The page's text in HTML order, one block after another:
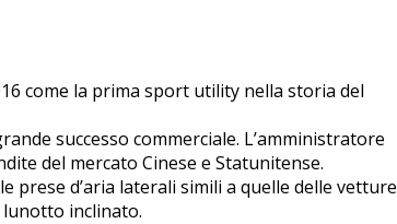
come la prima sport utility nella storia del
successo commerciale. L’amministratore
del mercato Cinese e Statunitense.
prese d’aria laterali simili a quelle delle vetture
lunotto inclinato.